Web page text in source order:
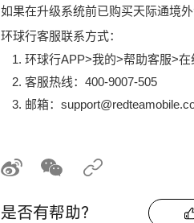
如果在升级系统前已购买天际通境
环球行客服联系方式：
环球行APP>我的>帮助客服>在
客服热线：400-9007-505
邮箱：
是否有帮助？